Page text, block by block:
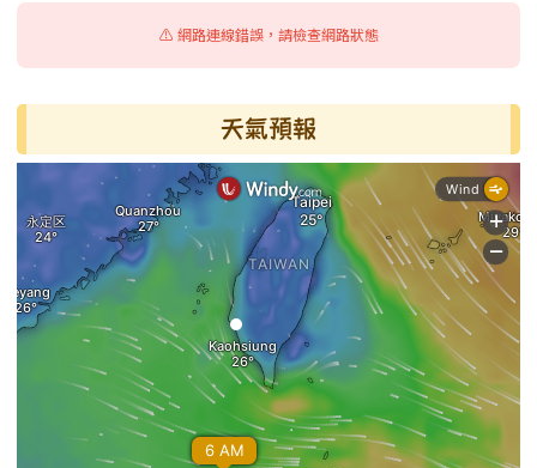
⚠️ 網路連線錯誤，請檢查網路狀態
天氣預報